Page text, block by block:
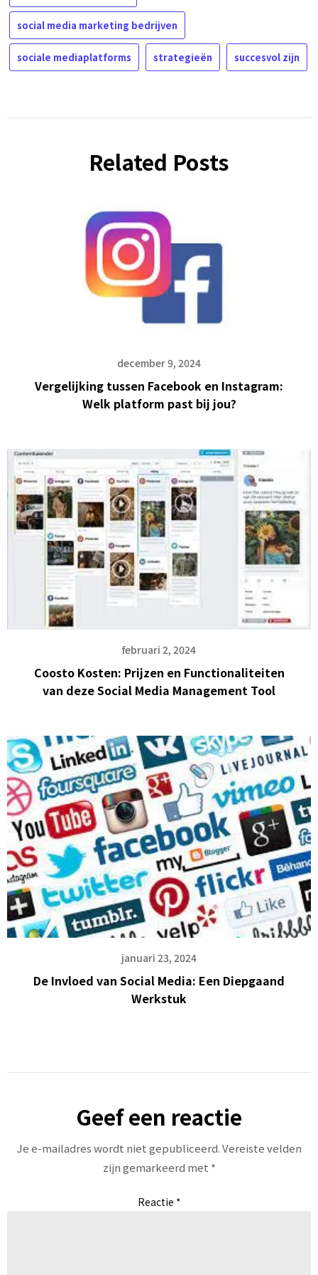
social media marketing bedrijven
sociale mediaplatforms strategieën succesvol zijn
Related Posts
december 9, 2024
Vergelijking tussen Facebook en Instagram:
Welk platform past bij jou?
februari 2, 2024
Coosto Kosten: Prijzen en Functionaliteiten
van deze Social Media Management Tool
januari 23, 2024
De Invloed van Social Media: Een Diepgaand
Werkstuk
Geef een reactie
Je e-mailadres wordt niet gepubliceerd.Vereiste velden
zijn gemarkeerd met *
Reactie *